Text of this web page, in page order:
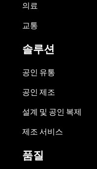
의료
교통
솔루션
공인 유통
공인 제조
설계 및 공인 복제
제조 서비스
품질